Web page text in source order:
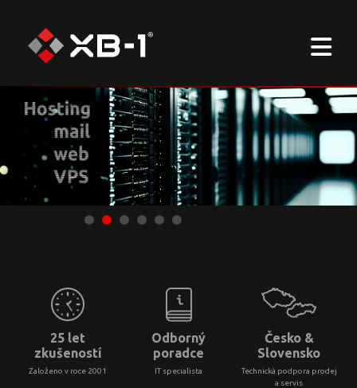
25 let
zkušeností
Založeno v roce 2001
Odborný
poradce
IT specialista
Česko &
Slovensko
Technická podpora prodej
a servis